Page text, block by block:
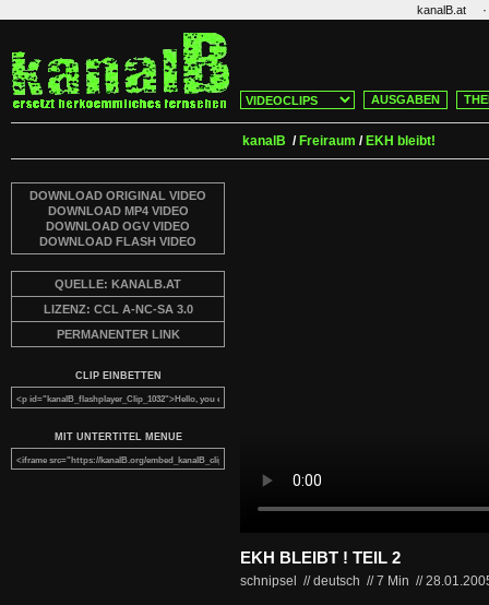
kanalB.at ·
AUSGABEN
kanalB / Freiraum / EKH bleibt!
DOWNLOAD ORIGINAL VIDEO
DOWNLOAD MP4 VIDEO
DOWNLOAD OGV VIDEO
DOWNLOAD FLASH VIDEO
QUELLE: KANALB.AT
LIZENZ: CCL A-NC-SA 3.0
PERMANENTER LINK
CLIP EINBETTEN
MIT UNTERTITEL MENUE
EKH BLEIBT ! TEIL 2
schnipsel // deutsch //7 Min //